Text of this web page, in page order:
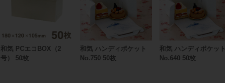
和気 PCエコBOX（2
号） 50枚
和気 ハンディポケット
No.750 50枚
和気 ハンディポケット
No.640 50枚